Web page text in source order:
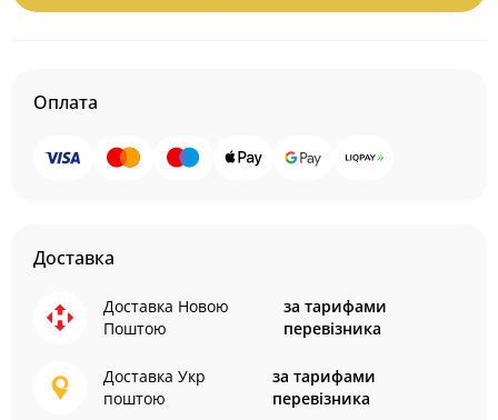
Оплата
Доставка
Доставка Новою
Поштою
за тарифами
перевізника
Доставка Укр
поштою
за тарифами
перевізника